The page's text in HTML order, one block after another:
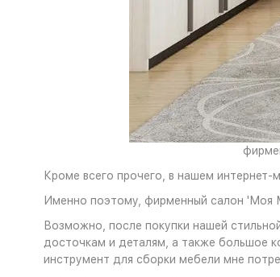
Кроме всего прочего, в нашем
Именно поэтому, фирменный салон 'Моя
Возможно, после покупки нашей
досточкам и деталям, а также большое
инструмент для сборки мебели мне